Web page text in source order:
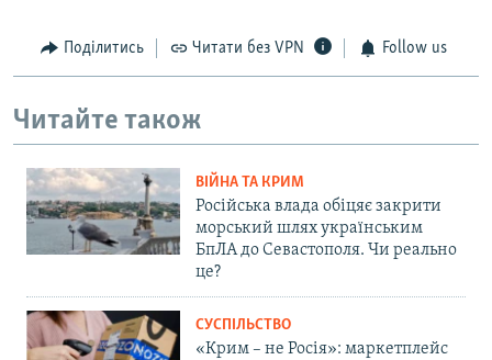
Поділитись Читати без VPN Follow us
Читайте також
ВІЙНА ТА КРИМ
Російська влада обіцяє закрити
морський шлях українським
БпЛА до Севастополя. Чи реально
це?
СУСПІЛЬСТВО
«Крим – не Росія»: маркетплейс